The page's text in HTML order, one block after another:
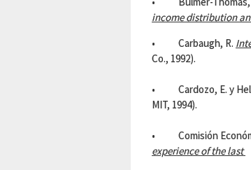
income distribution
• Carbaugh, R.
Co., 1992).
• Cardozo, E. y
MIT, 1994).
• Comisión
experience of the last